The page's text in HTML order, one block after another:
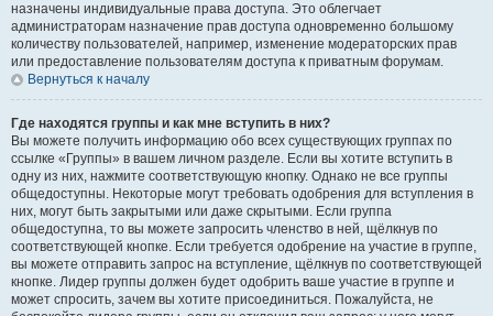
назначены индивидуальные права доступа. Это облегчает
администраторам назначение прав доступа одновременно большому
количеству пользователей, например, изменение модераторских прав
или предоставление пользователям доступа к приватным форумам.
Вернуться к началу
Где находятся группы и как мне вступить в них?
Вы можете получить информацию обо всех существующих группах по
ссылке «Группы» в вашем личном разделе. Если вы хотите вступить в
одну из них, нажмите соответствующую кнопку. Однако не все группы
общедоступны. Некоторые могут требовать одобрения для вступления в
них, могут быть закрытыми или даже скрытыми. Если группа
общедоступна, то вы можете запросить членство в ней, щёлкнув по
соответствующей кнопке. Если требуется одобрение на участие в группе,
вы можете отправить запрос на вступление, щёлкнув по соответствующей
кнопке. Лидер группы должен будет одобрить ваше участие в группе и
может спросить, зачем вы хотите присоединиться. Пожалуйста, не